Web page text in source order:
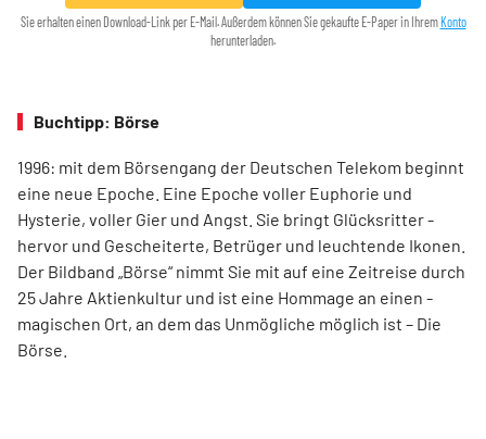
Sie erhalten einen Download-Link per E-Mail. Außerdem können Sie gekaufte E-Paper in Ihrem Konto
herunterladen.
Buchtipp: Börse
1996: mit dem ­Börsen­­gang der Deutschen Telekom ­beginnt
eine neue ­Epoche. Eine Epoche voller ­Euphorie und
Hysterie, ­voller Gier und Angst. Sie bringt Glücksritter ­
hervor und ­Gescheiterte, ­Betrüger und leuchtende Ikonen.
Der Bildband ­„Börse“ nimmt Sie mit auf eine Zeit­reise durch
25 Jahre Aktienkultur und ist eine Hommage an ­einen ­
magischen Ort, an dem das Unmögliche ­möglich ist – Die
Börse.